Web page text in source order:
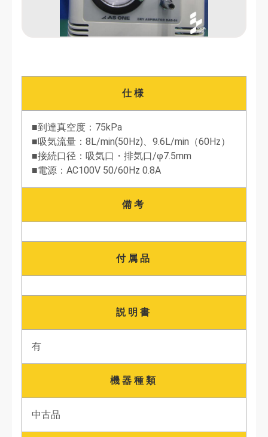
仕様
■到達真空度：75kPa
■吸気流量：8L/min(50Hz)、9.6L/min（60Hz）
■接続口径：吸気口・排気口/φ7.5mm
■電源：AC100V 50/60Hz 0.8A
備考
付属品
説明書
有
機器種類
中古品